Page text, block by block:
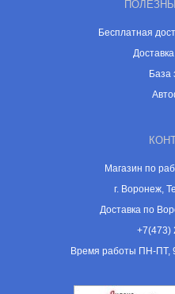
Бесплатная
База
Магазин по
г. Воронеж,
Доставка по
+7(473)
Время работы ПН-ПТ,